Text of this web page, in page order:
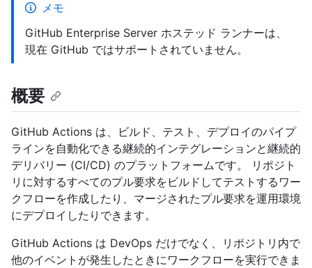
メモ
GitHub Enterprise Server ホステッド ランナーは、
現在 GitHub ではサポートされていません。
概要
GitHub Actions は、ビルド、テスト、デプロイのパイプ
ラインを自動化できる継続的インテグレーションと継続的
デリバリー (CI/CD) のプラットフォームです。 リポジト
リに対するすべてのプル要求をビルドしてテストするワー
クフローを作成したり、マージされたプル要求を運用環境
にデプロイしたりできます。
GitHub Actions は DevOps だけでなく、リポジトリ内で
他のイベントが発生したときにワークフローを実行できま